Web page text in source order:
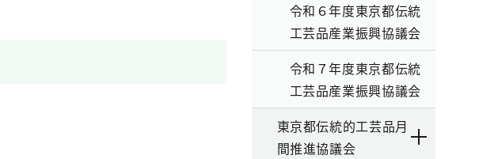
令和６年度東京都伝統
工芸品産業振興協議会
令和７年度東京都伝統
工芸品産業振興協議会
東京都伝統的工芸品月
間推進協議会